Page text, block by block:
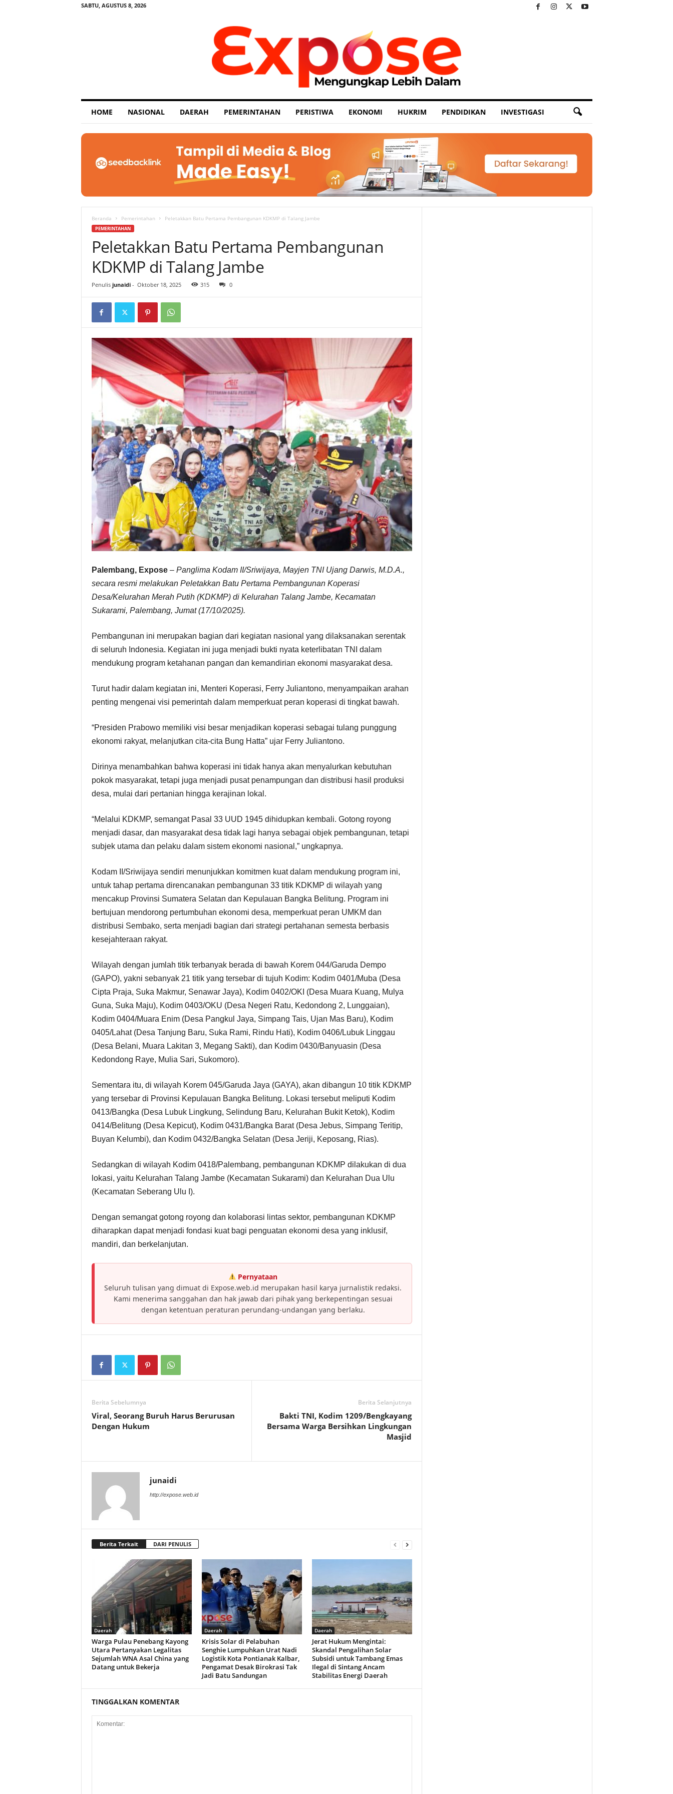
SABTU, AGUSTUS 8, 2026
p
o
HOME NASIONAL DAERAH PEMERINTAHAN PERISTIWA EKONOMI HUKRIM PENDIDIKAN INVESTIGASI
Beranda Pemerintahan Peletakkan Batu Pertama Pembangunan KDKMP di Talang Jambe
PEMERINTAHAN
Peletakkan Batu Pertama Pembangunan
KDKMP di Talang Jambe
Penulis junaidi- Oktober 18, 2025 315 0
Palembang, Expose– Panglima Kodam II/Sriwijaya, Mayjen TNI Ujang Darwis, M.D.A.,
secara resmi melakukan Peletakkan Batu Pertama Pembangunan Koperasi
Desa/Kelurahan Merah Putih (KDKMP) di Kelurahan Talang Jambe, Kecamatan
Sukarami, Palembang, Jumat (17/10/2025).
Pembangunan ini merupakan bagian dari kegiatan nasional yang dilaksanakan serentak
di seluruh Indonesia. Kegiatan ini juga menjadi bukti nyata keterlibatan TNI dalam
mendukung program ketahanan pangan dan kemandirian ekonomi masyarakat desa.
Turut hadir dalam kegiatan ini, Menteri Koperasi, Ferry Juliantono, menyampaikan arahan
penting mengenai visi pemerintah dalam memperkuat peran koperasi di tingkat bawah.
“Presiden Prabowo memiliki visi besar menjadikan koperasi sebagai tulang punggung
ekonomi rakyat, melanjutkan cita-cita Bung Hatta” ujar Ferry Juliantono.
Dirinya menambahkan bahwa koperasi ini tidak hanya akan menyalurkan kebutuhan
pokok masyarakat, tetapi juga menjadi pusat penampungan dan distribusi hasil produksi
desa, mulai dari pertanian hingga kerajinan lokal.
“Melalui KDKMP, semangat Pasal 33 UUD 1945 dihidupkan kembali. Gotong royong
menjadi dasar, dan masyarakat desa tidak lagi hanya sebagai objek pembangunan, tetapi
subjek utama dan pelaku dalam sistem ekonomi nasional,” ungkapnya.
Kodam II/Sriwijaya sendiri menunjukkan komitmen kuat dalam mendukung program ini,
untuk tahap pertama direncanakan pembangunan 33 titik KDKMP di wilayah yang
mencakup Provinsi Sumatera Selatan dan Kepulauan Bangka Belitung. Program ini
bertujuan mendorong pertumbuhan ekonomi desa, memperkuat peran UMKM dan
distribusi Sembako, serta menjadi bagian dari strategi pertahanan semesta berbasis
kesejahteraan rakyat.
Wilayah dengan jumlah titik terbanyak berada di bawah Korem 044/Garuda Dempo
(GAPO), yakni sebanyak 21 titik yang tersebar di tujuh Kodim: Kodim 0401/Muba (Desa
Cipta Praja, Suka Makmur, Senawar Jaya), Kodim 0402/OKI (Desa Muara Kuang, Mulya
Guna, Suka Maju), Kodim 0403/OKU (Desa Negeri Ratu, Kedondong 2, Lunggaian),
Kodim 0404/Muara Enim (Desa Pangkul Jaya, Simpang Tais, Ujan Mas Baru), Kodim
0405/Lahat (Desa Tanjung Baru, Suka Rami, Rindu Hati), Kodim 0406/Lubuk Linggau
(Desa Belani, Muara Lakitan 3, Megang Sakti), dan Kodim 0430/Banyuasin (Desa
Kedondong Raye, Mulia Sari, Sukomoro).
Sementara itu, di wilayah Korem 045/Garuda Jaya (GAYA), akan dibangun 10 titik KDKMP
yang tersebar di Provinsi Kepulauan Bangka Belitung. Lokasi tersebut meliputi Kodim
0413/Bangka (Desa Lubuk Lingkung, Selindung Baru, Kelurahan Bukit Ketok), Kodim
0414/Belitung (Desa Kepicut), Kodim 0431/Bangka Barat (Desa Jebus, Simpang Teritip,
Buyan Kelumbi), dan Kodim 0432/Bangka Selatan (Desa Jeriji, Keposang, Rias).
Sedangkan di wilayah Kodim 0418/Palembang, pembangunan KDKMP dilakukan di dua
lokasi, yaitu Kelurahan Talang Jambe (Kecamatan Sukarami) dan Kelurahan Dua Ulu
(Kecamatan Seberang Ulu I).
Dengan semangat gotong royong dan kolaborasi lintas sektor, pembangunan KDKMP
diharapkan dapat menjadi fondasi kuat bagi penguatan ekonomi desa yang inklusif,
mandiri, dan berkelanjutan.
Pernyataan
Seluruh tulisan yang dimuat di Expose.web.id merupakan hasil karya jurnalistik redaksi.
Kami menerima sanggahan dan hak jawab dari pihak yang berkepentingan sesuai
dengan ketentuan peraturan perundang-undangan yang berlaku.
Berita Sebelumnya
Viral, Seorang Buruh Harus Berurusan
Dengan Hukum
Berita Selanjutnya
Bakti TNI, Kodim 1209/Bengkayang
Bersama Warga Bersihkan Lingkungan
Masjid
junaidi
http://expose.web.id
Berita Terkait DARI PENULIS
Daerah
Warga Pulau Penebang Kayong
Utara Pertanyakan Legalitas
Sejumlah WNA Asal China yang
Datang untuk Bekerja
Daerah
Krisis Solar di Pelabuhan
Senghie Lumpuhkan Urat Nadi
Logistik Kota Pontianak Kalbar,
Pengamat Desak Birokrasi Tak
Jadi Batu Sandungan
Daerah
Jerat Hukum Mengintai:
Skandal Pengalihan Solar
Subsidi untuk Tambang Emas
Ilegal di Sintang Ancam
Stabilitas Energi Daerah
TINGGALKAN KOMENTAR